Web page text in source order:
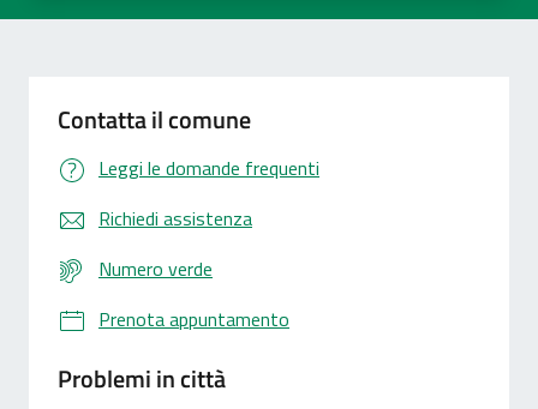
Contatta il comune
Leggi le domande frequenti
Richiedi assistenza
Numero verde
Prenota appuntamento
Problemi in città